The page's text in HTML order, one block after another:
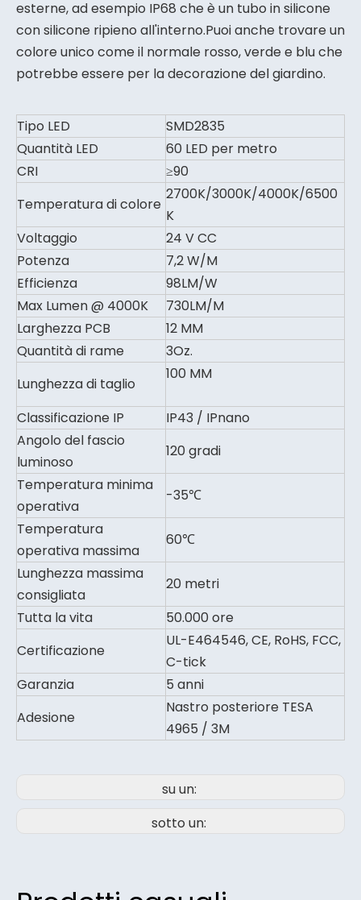
esterne, ad esempio IP68 che è un tubo in silicone
con silicone ripieno all'interno.Puoi anche trovare un
colore unico come il normale rosso, verde e blu che
potrebbe essere per la decorazione del giardino.
Tipo LED
SMD2835
Quantità LED
60 LED per metro
CRI
≥90
Temperatura di colore
2700K/3000K/4000K/6500
K
Voltaggio
24 V CC
Potenza
7,2 W/M
Efficienza
98LM/W
Max Lumen @ 4000K
730LM/M
Larghezza PCB
12 MM
Quantità di rame
3Oz.
Lunghezza di taglio
100 MM
Classificazione IP
IP43 / IPnano
Angolo del fascio
luminoso
120 gradi
Temperatura minima
operativa
-35℃
Temperatura
operativa massima
60℃
Lunghezza massima
consigliata
20 metri
Tutta la vita
50.000 ore
Certificazione
UL-E464546, CE, RoHS, FCC,
C-tick
Garanzia
5 anni
Adesione
Nastro posteriore TESA
4965 / 3M
su un:
sotto un: